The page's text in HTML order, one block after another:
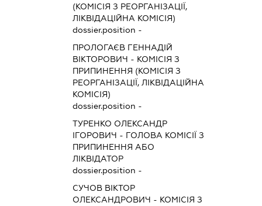
(КОМІСІЯ З РЕОРГАНІЗАЦІЇ,
ЛІКВІДАЦІЙНА КОМІСІЯ)
dossier.position -
ПРОЛОГАЄВ ГЕННАДІЙ
ВІКТОРОВИЧ - КОМІСІЯ З
ПРИПИНЕННЯ (КОМІСІЯ З
РЕОРГАНІЗАЦІЇ, ЛІКВІДАЦІЙНА
КОМІСІЯ)
dossier.position -
ТУРЕНКО ОЛЕКСАНДР
ІГОРОВИЧ - ГОЛОВА КОМІСІЇ З
ПРИПИНЕННЯ АБО
ЛІКВІДАТОР
dossier.position -
СУЧОВ ВІКТОР
ОЛЕКСАНДРОВИЧ - КОМІСІЯ З